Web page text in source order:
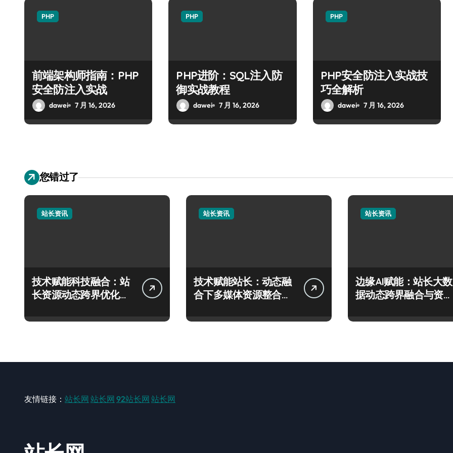
PHP
前端架构师指南：PHP
安全防注入实战
dawei 7 月 16, 2026
PHP
PHP进阶：SQL注入防
御实战教程
dawei 7 月 16, 2026
PHP
PHP安全防注入实战技
巧全解析
dawei 7 月 16, 2026
您错过了
站长资讯
技术赋能科技融合：站
长资源动态跨界优化配
站长资讯
技术赋能站长：动态融
合下多媒体资源整合科
站长资讯
边缘AI赋能：站长大数
据动态跨界融合与资源
友情链接： 站长网 站长网 92站长网 站长网